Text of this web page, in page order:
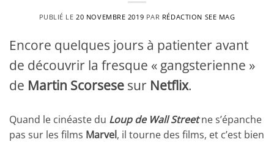
PUBLIÉ LE 20 NOVEMBRE 2019 PAR RÉDACTION SEE MAG
Encore quelques jours à patienter avant
de découvrir la fresque « gangsterienne »
de Martin Scorsese sur Netflix.
Quand le cinéaste du Loup de Wall Streetne s’épanche
pas sur les films Marvel, il tourne des films, et c’est bien